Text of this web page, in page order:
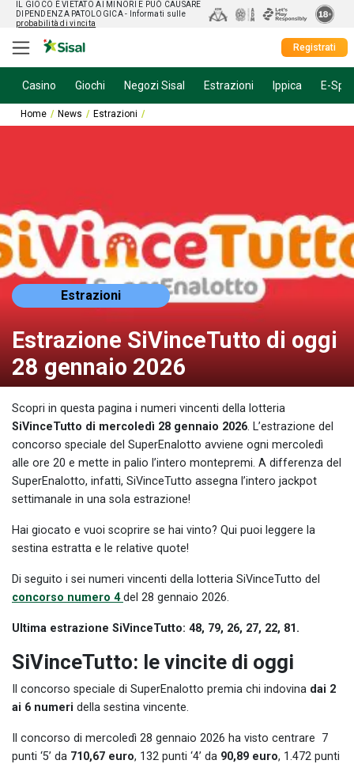
IL GIOCO È VIETATO AI MINORI E PUÒ CAUSARE
DIPENDENZA PATOLOGICA - Informati sulle
probabilità di vincita
Registrati
Casino Giochi Negozi Sisal Estrazioni Ippica E-
Home News Estrazioni
Estrazioni
Estrazione SiVinceTutto di oggi
28 gennaio 2026
Scopri in questa pagina i numeri vincenti della lotteria
SiVinceTutto di mercoledì 28 gennaio 2026. L’estrazione del
concorso speciale del SuperEnalotto avviene ogni mercoledì
alle ore 20 e mette in palio l’intero montepremi. A differenza del
SuperEnalotto, infatti, SiVinceTutto assegna l’intero jackpot
settimanale in una sola estrazione!
Hai giocato e vuoi scoprire se hai vinto? Qui puoi leggere la
sestina estratta e le relative quote!
Di seguito i sei numeri vincenti della lotteria SiVinceTutto del
concorso numero 4del 28 gennaio 2026.
Ultima estrazione SiVinceTutto: 48, 79, 26, 27, 22, 81.
SiVinceTutto: le vincite di oggi
Il concorso speciale di SuperEnalotto premia chi indovina dai 2
ai 6 numeri della sestina vincente.
Il concorso di mercoledì 28 gennaio 2026 ha visto centrare 7
punti ‘5’ da 710,67 euro, 132 punti ‘4’ da 90,89 euro, 1.472 punti